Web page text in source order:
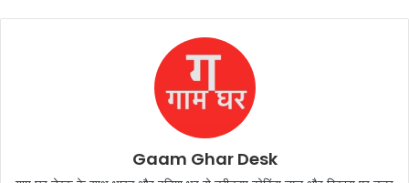
Gaam Ghar Desk